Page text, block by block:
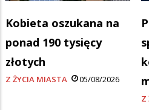
Kobieta oszukana na
ponad 190 tysięcy
złotych
Z ŻYCIA MIASTA 05/08/2026
Z